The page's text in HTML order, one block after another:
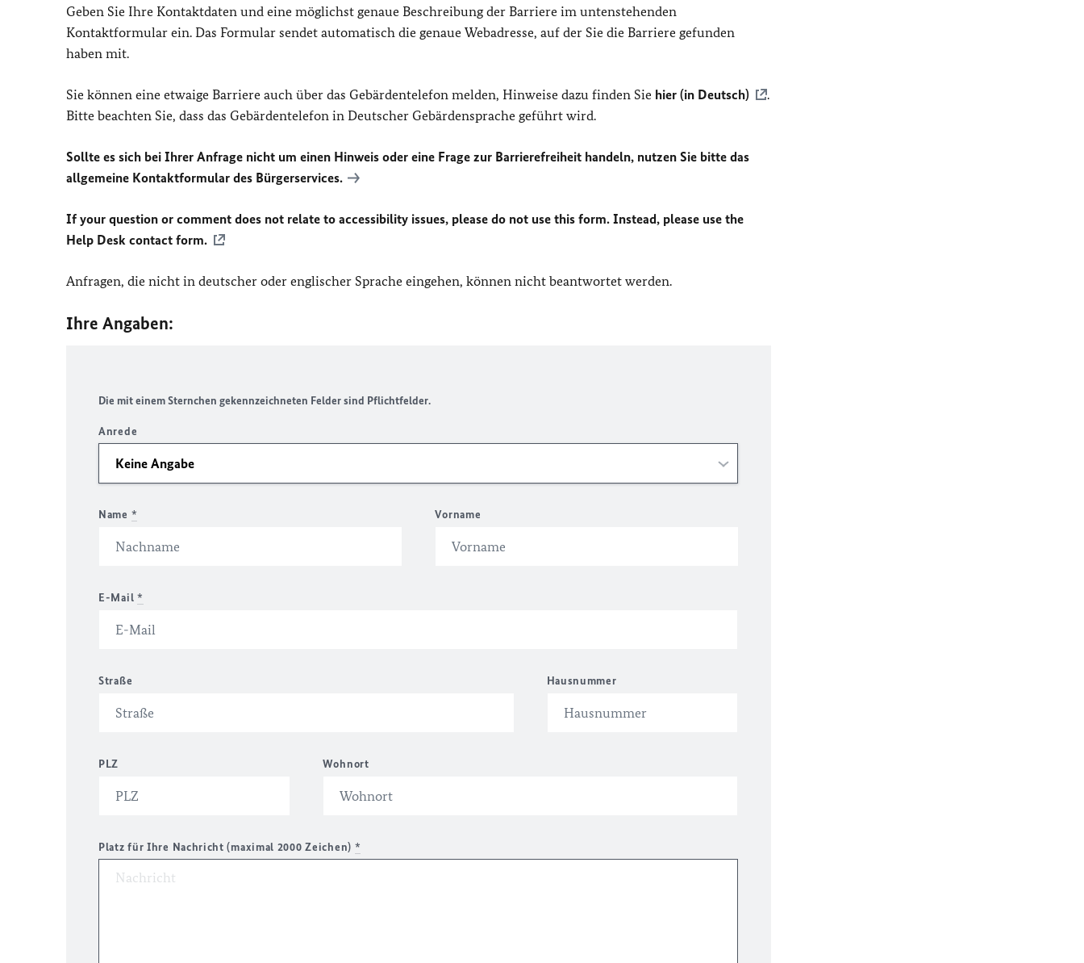
Geben Sie Ihre Kontaktdaten und eine möglichst genaue Beschreibung der Barriere im untenstehenden
Kontaktformular ein. Das Formular sendet automatisch die genaue Webadresse, auf der Sie die Barriere gefunden
haben mit.
Sie können eine etwaige Barriere auch über das Gebärdentelefon melden, Hinweise dazu finden Sie hier (in Deutsch)
.
Bitte beachten Sie, dass das Gebärdentelefon in Deutscher Gebärdensprache geführt wird.
Sollte es sich bei Ihrer Anfrage nicht um einen Hinweis oder eine Frage zur Barrierefreiheit handeln, nutzen Sie bitte das
allgemeine Kontaktformular des Bürgerservices.
If your question or comment does not relate to accessibility issues, please do not use this form. Instead, please use the
Help Desk contact form.
Anfragen, die nicht in deutscher oder englischer Sprache eingehen, können nicht beantwortet werden.
Ihre Angaben:
Die mit einem Sternchen gekennzeichneten Felder sind Pflichtfelder.
Anrede
Name * Vorname
E-Mail *
Straße Hausnummer
PLZ Wohnort
Platz für Ihre Nachricht (maximal 2000 Zeichen) *